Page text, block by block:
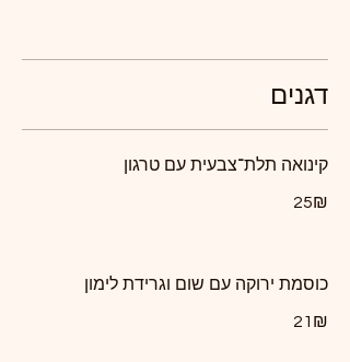
דגנים
קינואה תלת־צבעית עם טרגון
‏25 ‏₪
כוסמת ירוקה עם שום וגרידת לימון
‏21 ‏₪